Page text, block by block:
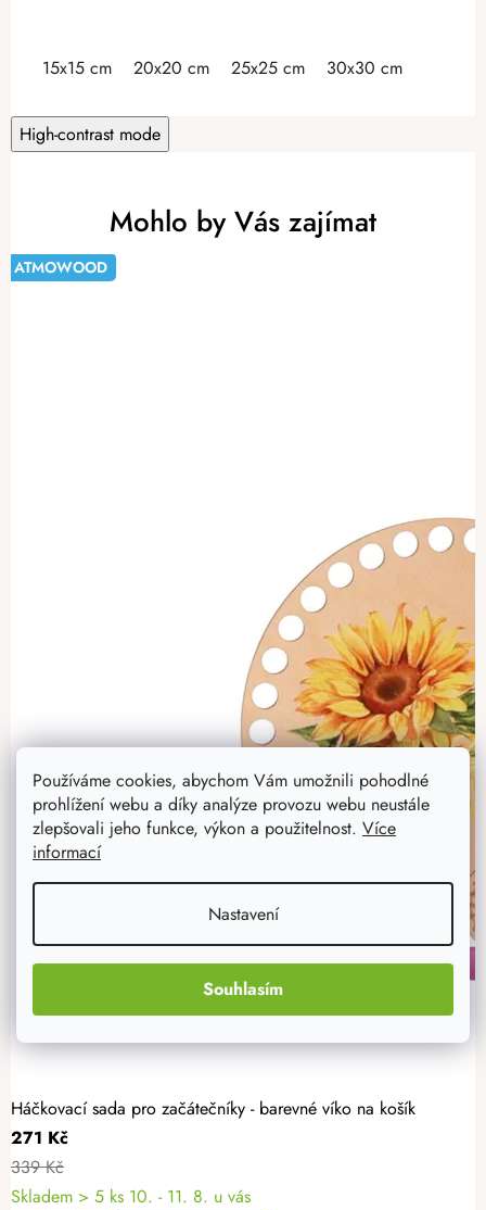
Používáme cookies, abychom Vám umožnili pohodlné
prohlížení webu a díky analýze provozu webu neustále
zlepšovali jeho funkce, výkon a použitelnost. Více
informací
Nastavení
Souhlasím
15x15 cm 20x20 cm 25x25 cm 30x30 cm
High-contrast mode
Mohlo by Vás zajímat
ATMOWOOD
-20%
Háčkovací sada pro začátečníky - barevné víko na košík
271 Kč
339 Kč
Skladem > 5 ks 10. - 11. 8. u vás